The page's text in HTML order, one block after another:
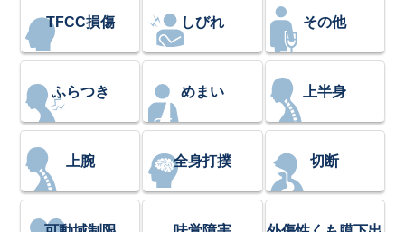
TFCC損傷 しびれ その他
ふらつき めまい 上半身
上腕 全身打撲 切断